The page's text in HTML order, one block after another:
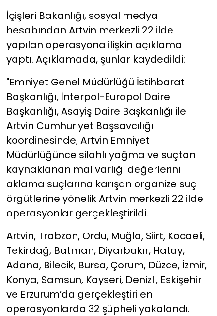
İçişleri Bakanlığı, sosyal medya
hesabından Artvin merkezli 22 ilde
yapılan operasyona ilişkin açıklama
yaptı. Açıklamada, şunlar kaydedildi:
"Emniyet Genel Müdürlüğü İstihbarat
Başkanlığı, İnterpol-Europol Daire
Başkanlığı, Asayiş Daire Başkanlığı ile
Artvin Cumhuriyet Başsavcılığı
koordinesinde; Artvin Emniyet
Müdürlüğünce silahlı yağma ve suçtan
kaynaklanan mal varlığı değerlerini
aklama suçlarına karışan organize suç
örgütlerine yönelik Artvin merkezli 22 ilde
operasyonlar gerçekleştirildi.
Artvin, Trabzon, Ordu, Muğla, Siirt, Kocaeli,
Tekirdağ, Batman, Diyarbakır, Hatay,
Adana, Bilecik, Bursa, Çorum, Düzce, İzmir,
Konya, Samsun, Kayseri, Denizli, Eskişehir
ve Erzurum’da gerçekleştirilen
operasyonlarda 32 şüpheli yakalandı.